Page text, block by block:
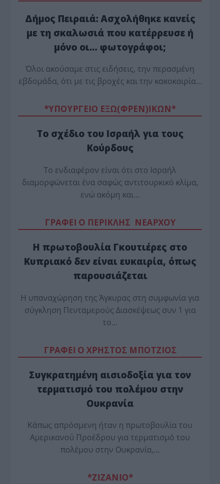
Δήμος Πειραιά: Ασχολήθηκε κανείς
με τη σκαλωσιά που κατέρρευσε ή
μόνο οι… φωτογράφοι;
Όλοι ακούσαμε στις ειδήσεις, την περασμένη
εβδομάδα, ότι με τις βροχές και την κακοκαιρία…
*ΥΠΟΥΡΓΕΙΟ ΕΞΩ(ΦΡΕΝ)ΙΚΩΝ*
Το σχέδιο του Ισραήλ για τους
Κούρδους
Το ενδιαφέρον είναι ότι στο Ισραήλ
διαμορφώνεται ένα σαφώς αντιτουρκικό κλίμα,
ενώ ακόμη και…
ΓΡΑΦΕΙ Ο ΠΕΡΙΚΛΗΣ ΝΕΑΡΧΟΥ
Η πρωτοβουλία Γκουτιέρες στο
Κυπριακό δεν είναι ευκαιρία, όπως
παρουσιάζεται
Η υπαναχώρηση της Άγκυρας στη συμφωνία για
σύγκληση Πενταμερούς Διασκέψεως συν 1 για
το…
ΓΡΑΦΕΙ Ο ΧΡΗΣΤΟΣ ΜΠΟΤΖΙΟΣ
Συγκρατημένη αισιοδοξία για τον
τερματισμό του πολέμου στην
Ουκρανία
Κάπως απρόσμενη ήταν η πρωτοβουλία του
Αμερικανού Προέδρου για τερματισμό του
πολέμου στην Ουκρανία,…
*ZΙΖΑΝΙΟ*